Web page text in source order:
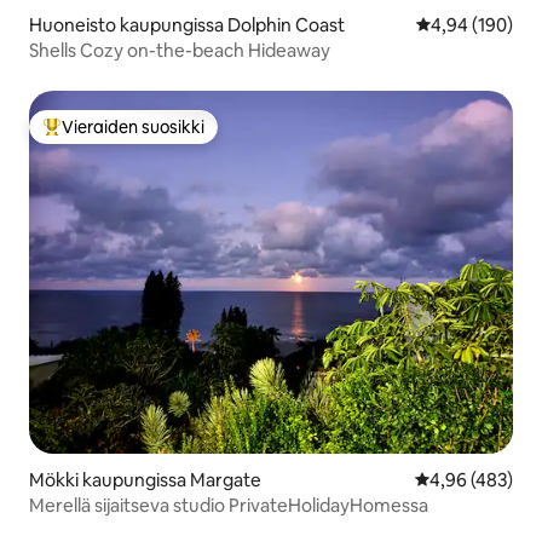
Huoneisto kaupungissa Dolphin Coast
4,94 (190)
Shells Cozy on-the-beach Hideaway
Vieraiden suosikkien parhaimmistoa
Vieraiden suosikki
Mökki kaupungissa Margate
4,96 (483)
Merellä sijaitseva studio PrivateHolidayHomessa